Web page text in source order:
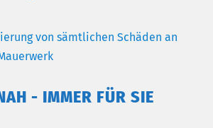
von sämtlichen Schäden an
- IMMER FÜR SIE